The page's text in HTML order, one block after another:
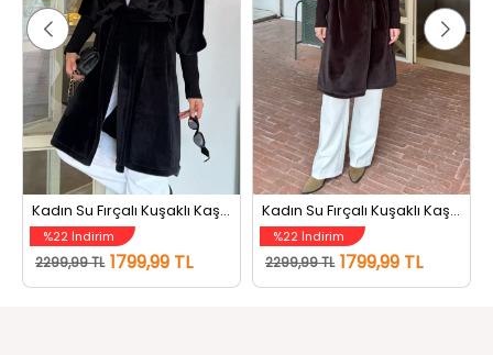
Kadın Su Fırçalı Kuşaklı Kaşe Kaban Siyah
%22 İndirim
2299,99 TL 1799,99 TL
Kadın Su Fırçalı Kuşaklı Kaşe Kaban Koyu Kahve
%22 İndirim
2299,99 TL 1799,99 TL